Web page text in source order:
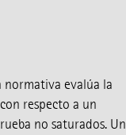
normativa evalúa la
respecto a un
no saturados. Un